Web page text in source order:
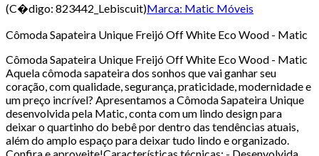
(C�digo: 823442_Lebiscuit)Marca: Matic Móveis
Cômoda Sapateira Unique Freijó Off White Eco Wood - Matic
Cômoda Sapateira Unique Freijó Off White Eco Wood - Matic
Aquela cômoda sapateira dos sonhos que vai ganhar seu
coração, com qualidade, segurança, praticidade, modernidade e
um preço incrível? Apresentamos a Cômoda Sapateira Unique
desenvolvida pela Matic, conta com um lindo design para
deixar o quartinho do bebê por dentro das tendências atuais,
além do amplo espaço para deixar tudo lindo e organizado.